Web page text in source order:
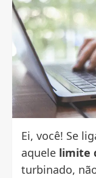
Ei, você! Se
aquele limite
turbinado,